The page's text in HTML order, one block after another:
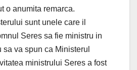
o anumita remarca.
sunt unele care il
Seres sa fie ministru in
va spun ca Ministerul
ministrului Seres a fost